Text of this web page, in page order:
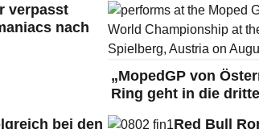
verpasst
nach
„MopedGP von
Ring geht in die
bei den
Red Bull